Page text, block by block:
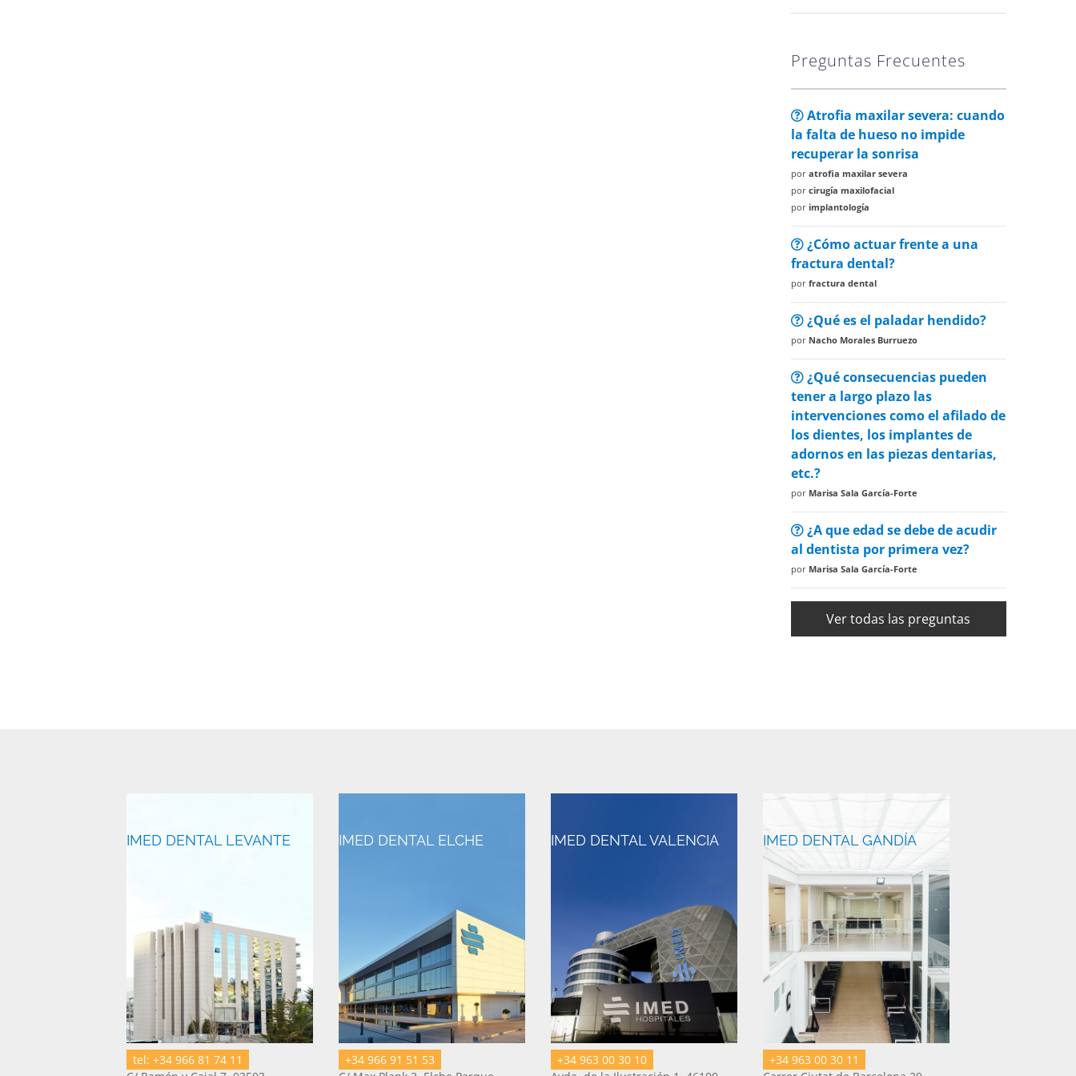
Preguntas Frecuentes
Atrofia maxilar severa: cuando
la falta de hueso no impide
recuperar la sonrisa
por atrofia maxilar severa
por cirugía maxilofacial
por implantología
¿Cómo actuar frente a una
fractura dental?
por fractura dental
¿Qué es el paladar hendido?
por Nacho Morales Burruezo
¿Qué consecuencias pueden
tener a largo plazo las
intervenciones como el afilado de
los dientes, los implantes de
adornos en las piezas dentarias,
etc.?
por Marisa Sala García-Forte
¿A que edad se debe de acudir
al dentista por primera vez?
por Marisa Sala García-Forte
Ver todas las preguntas
IMED DENTAL LEVANTE
tel: +34 966 81 74 11
IMED DENTAL ELCHE
+34 966 91 51 53
IMED DENTAL VALENCIA
+34 963 00 30 10
IMED DENTAL GANDÍA
+34 963 00 30 11